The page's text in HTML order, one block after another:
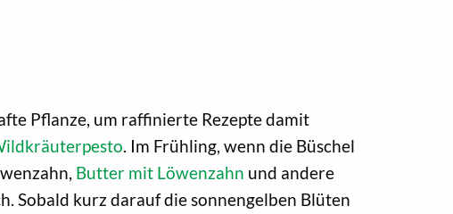
Pflanze, um raffinierte Rezepte damit
. Im Frühling, wenn die Büschel
Butter mit Löwenzahn und andere
Sobald kurz darauf die sonnengelben Blüten